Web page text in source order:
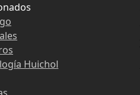
Huichol